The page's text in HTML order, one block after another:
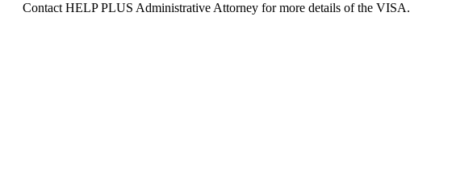
Contact HELP PLUS Administrative Attorney for more details of the VISA.